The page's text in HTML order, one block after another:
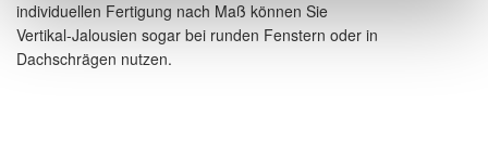
individuellen Fertigung nach Maß können Sie
Vertikal-Jalousien sogar bei runden Fenstern oder in
Dachschrägen nutzen.